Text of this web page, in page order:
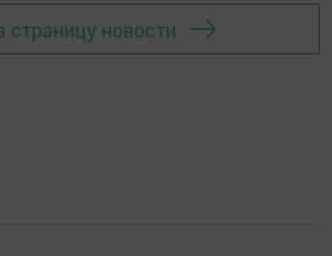
страницу новости